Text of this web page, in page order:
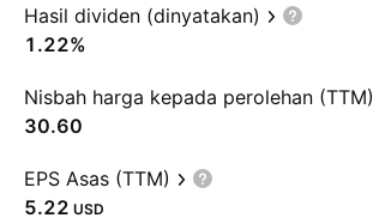
Hasil dividen (dinyatakan)
1.22%
Nisbah harga kepada perolehan (TTM)
30.60
EPS Asas (TTM)
5.22 USD